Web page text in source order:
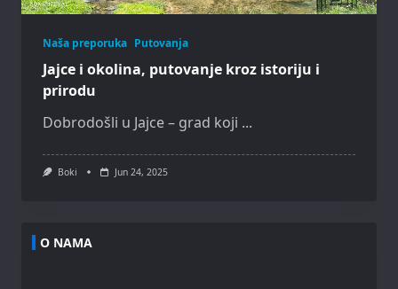
Naša preporuka Putovanja
Jajce i okolina, putovanje kroz istoriju i
prirodu
Dobrodošli u Jajce – grad koji ...
Boki Jun 24, 2025
O NAMA